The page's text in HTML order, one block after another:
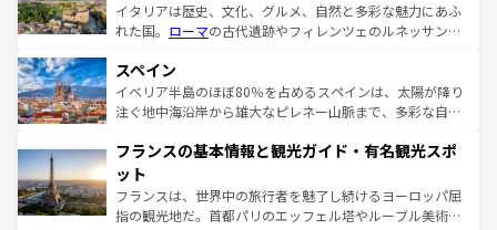
イタリアは歴史、文化、グルメ、自然と多彩な魅力にあふ
れた国。 ローマの古代遺跡やフィレンツェのルネッサンス
ろん、トスカーナの美しい田園風景やアマルフィ海岸の絶
景など、自然景観も見逃せない。観光の合間には、本場の
ピザやパスタなど、絶品のイタリア料理を堪能することも
ませてくれるイタリアで、忘れられない旅をしてみよう！
なお、新着のイタリア情報は
しい。
スペイン
イベリア半島のほぼ80％を占めるスペインは、太陽が降り
注ぐ地中海沿岸から雄大なピレネー山脈まで、多彩な自然
文化が根付くこの国では、情熱的なフラメンコ、熱気あふ
れる闘牛、そして美味しいタパスが生活の一部となってい
る。首都マドリードの洗練された雰囲気や、バルセロナの
アートに溢れた街角から、地方では古代ローマ遺跡や中世
フランスの基本情報と観光ガイド・有名観光スポ
ット
フランスは、世界中の旅行者を魅了し続けるヨーロッパ屈
指の観光地だ。首都パリのエッフェル塔やルーブル美術館